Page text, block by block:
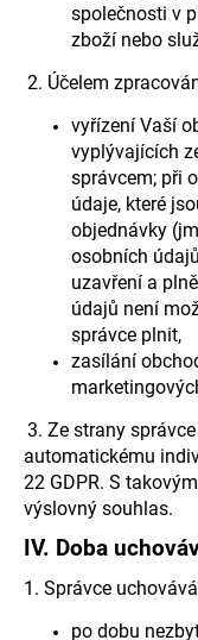
společnosti v
zboží nebo
2. Účelem
vyřízení Vaší
vyplývajících
správcem; při
údaje, které
objednávky
osobních
uzavření a
údajů není
správce plnit,
zasílání
3. Ze strany
automatickému
22 GDPR. S
výslovný souhlas.
IV. Doba
1. Správce
po dobu